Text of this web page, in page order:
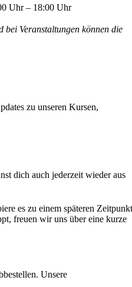
Uhr – 18:00 Uhr
bei Veranstaltungen können die
zu unseren Kursen,
dich auch jederzeit wieder aus
es zu einem späteren
freuen wir uns über eine kurze
Unsere